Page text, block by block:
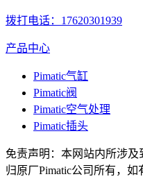
拨打电话：17620301939
产品中心
Pimatic气缸
Pimatic阀
Pimatic空气处理
Pimatic插头
免责声明：本网站内所涉
归原厂Pimatic公司所有，如